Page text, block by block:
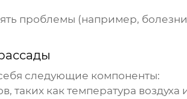
проблемы (например,
следующие компоненты:
как температура воздуха